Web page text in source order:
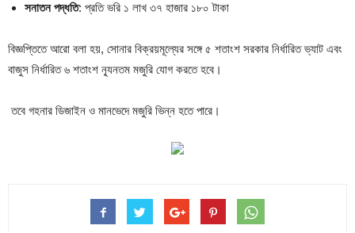
সনাতন পদ্ধতি: প্রতি ভরি ১ লাখ ৩৭ হাজার ১৮০ টাকা
বিজ্ঞপ্তিতে আরো বলা হয়, সোনার বিক্রয়মূল্যের সঙ্গে ৫ শতাংশ সরকার নির্ধারিত ভ্যাট এবং
বাজুস নির্ধারিত ৬ শতাংশ ন্যূনতম মজুরি যোগ করতে হবে।
তবে গহনার ডিজাইন ও মানভেদে মজুরি ভিন্ন হতে পারে।